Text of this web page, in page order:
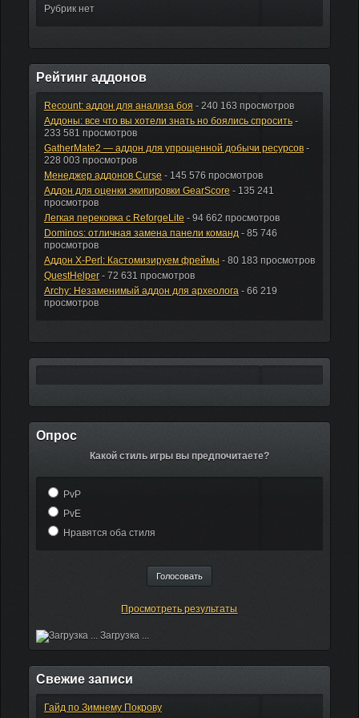
Рубрик нет
Рейтинг аддонов
Recount: аддон для анализа боя - 240 163 просмотров
Аддоны: все что вы хотели знать но боялись спросить-
233 581 просмотров
GatherMate2 — аддон для упрощенной добычи ресурсов-
228 003 просмотров
Менеджер аддонов Curse - 145 576 просмотров
Аддон для оценки экипировки GearScore - 135 241
просмотров
Легкая перековка с ReforgeLite - 94 662 просмотров
Dominos: отличная замена панели команд- 85 746
просмотров
Аддон X-Perl: Кастомизируем фреймы - 80 183 просмотров
QuestHelper- 72 631 просмотров
Archy: Незаменимый аддон для археолога- 66 219
просмотров
Опрос
Какой стиль игры вы предпочитаете?
PvP
PvE
Нравятся оба стиля
Просмотреть результаты
Загрузка ...
Свежие записи
Гайд по Зимнему Покрову